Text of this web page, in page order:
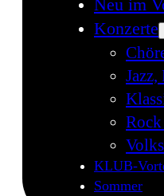
Neu im
Konzerte
KLUB-
Sommer